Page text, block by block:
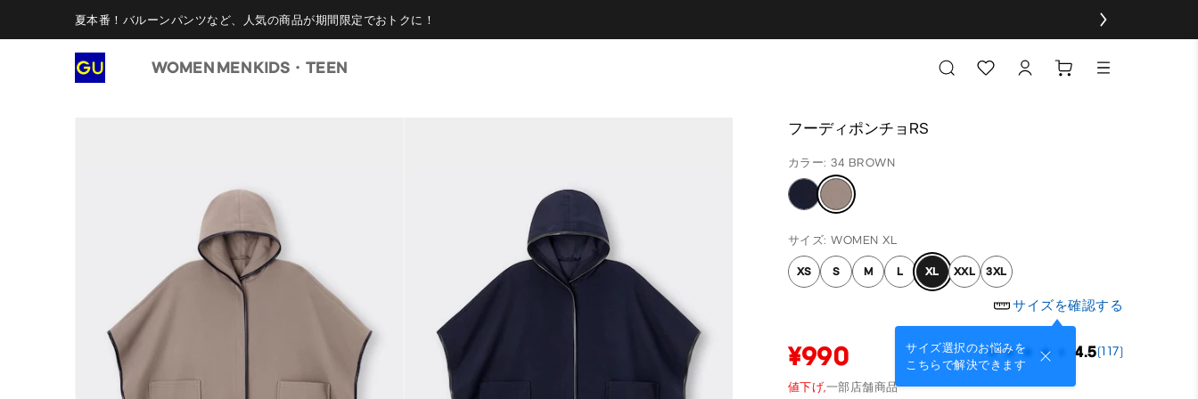
夏本番！バルーンパンツなど、人気の商品が期間限定でおトクに！
WOMEN MENKIDS・TEEN
フーディポンチョRS
カラー: 34 BROWN
サイズ: WOMEN XL
XS S M L XL XXL 3XL
サイズを確認する
サイズ選択のお悩みを
こちらで解決できます
¥990 4.5(117)
値下げ,一部店舗商品